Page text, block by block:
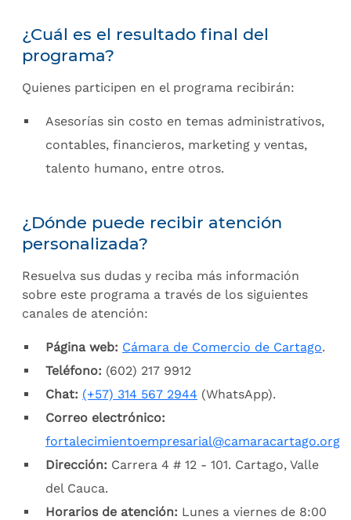
¿Cuál es el resultado final del
programa?
Quienes participen en el programa recibirán:
Asesorías sin costo en temas administrativos,
contables, financieros, marketing y ventas,
talento humano, entre otros.
¿Dónde puede recibir atención
personalizada?
Resuelva sus dudas y reciba más información
sobre este programa a través de los siguientes
canales de atención:
Página web: Cámara de Comercio de Cartago.
Teléfono: (602) 217 9912
Chat: (+57) 314 567 2944 (WhatsApp).
Correo electrónico:
fortalecimientoempresarial@camaracartago.org
Dirección: Carrera 4 # 12 - 101. Cartago, Valle
del Cauca.
Horarios de atención: Lunes a viernes de 8:00